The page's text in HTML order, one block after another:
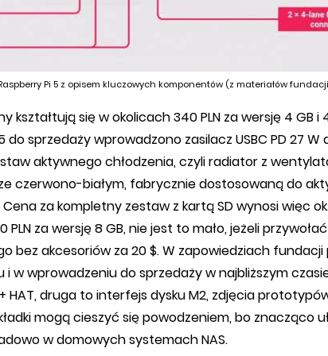
Pi 5 z opisem kluczowych komponentów (z materiałów
kształtują się w okolicach 340 PLN za wersję 4 GB i
do sprzedaży wprowadzono zasilacz USBC PD 27
aktywnego chłodzenia, czyli radiator z
czerwono-białym, fabrycznie dostosowaną do
za kompletny zestaw z kartą SD wynosi więc ok.
PLN za wersję 8 GB, nie jest to mało, jeżeli
bez akcesoriów za 20 $. W zapowiedziach fundacji
w wprowadzeniu do sprzedaży w najbliższym
HAT, druga to interfejs dysku M2, zdjęcia
mogą cieszyć się powodzeniem, bo znacząco
w domowych systemach NAS.